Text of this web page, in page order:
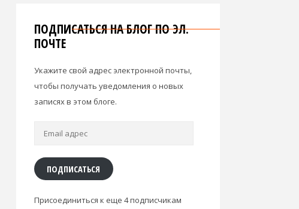
ПОДПИСАТЬСЯ НА БЛОГ ПО ЭЛ.
ПОЧТЕ
Укажите свой адрес электронной почты,
чтобы получать уведомления о новых
записях в этом блоге.
Email
ПОДПИСАТЬСЯ
Присоединиться к еще 4 подписчикам